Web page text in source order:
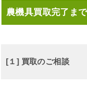
農機具買取完了ま
[１] 買取のご相談